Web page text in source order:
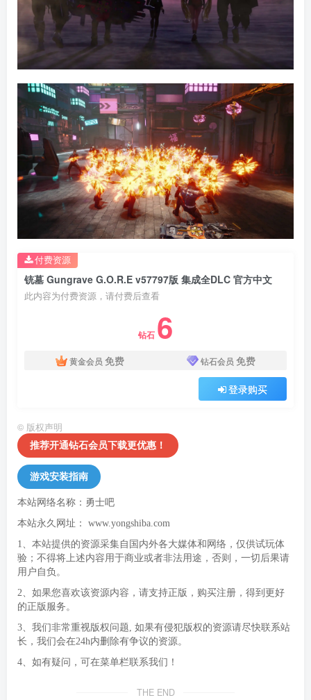
铳墓 Gungrave G.O.R.E v57797版 集成全DLC 官方中文
此内容为付费资源，请付费后查看
钻石 6
黄金会员 免费 钻石会员 免费
登录购买
付费资源
© 版权声明
推荐开通钻石会员下载更优惠！
游戏安装指南
本站网络名称：勇士吧
本站永久网址： www.yongshiba.com
1、本站提供的资源采集自国内外各大媒体和网络，仅供试玩体
验；不得将上述内容用于商业或者非法用途，否则，一切后果请
用户自负。
2、如果您喜欢该资源内容，请支持正版，购买注册，得到更好
的正版服务。
3、我们非常重视版权问题, 如果有侵犯版权的资源请尽快联系站
长，我们会在24h内删除有争议的资源。
4、如有疑问，可在菜单栏联系我们！
THE END